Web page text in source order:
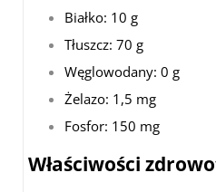
Białko: 10 g
Tłuszcz: 70 g
Węglowodany: 0 g
Żelazo: 1,5 mg
Fosfor: 150 mg
Właściwości